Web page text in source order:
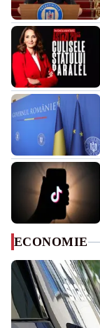
ECONOMIE